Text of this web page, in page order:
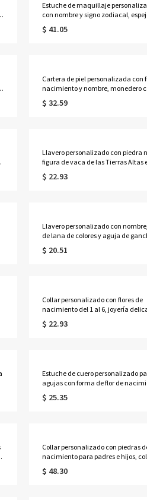
Estuche de maquillaje
con nombre y signo zodiacal,
luz LED de tres colores, joyero de
regalo de cumpleaños para
$ 41.05
Cartera de piel personalizada con
nacimiento y nombre, monedero
bloqueo RFID y múltiples ranuras
tarjetas, regalo de cumpleaños/Día
$ 32.59
Llavero personalizado con piedra
figura de vaca de las Tierras Altas
con etiqueta grabada, llavero de
con figura de vaca escocesa, adorno
$ 22.93
Llavero personalizado con
de lana de colores y aguja de
llavero de punto acrílico, regalo de
cumpleaños/Día de la Madre para
$ 20.51
Collar personalizado con flores de
nacimiento del 1 al 6, joyería
de plata de ley 925 para mujer, ideal
para cumpleaños, aniversarios o el
$ 22.93
Estuche de cuero personalizado
agujas con forma de flor de
nombre, estuche vintage con
para agujas de coser y ganchillo,
$ 25.35
Collar personalizado con piedras
nacimiento para padres e hijos,
con dije deslizante para bebé,
delicada para la familia, regalo de
$ 48.30